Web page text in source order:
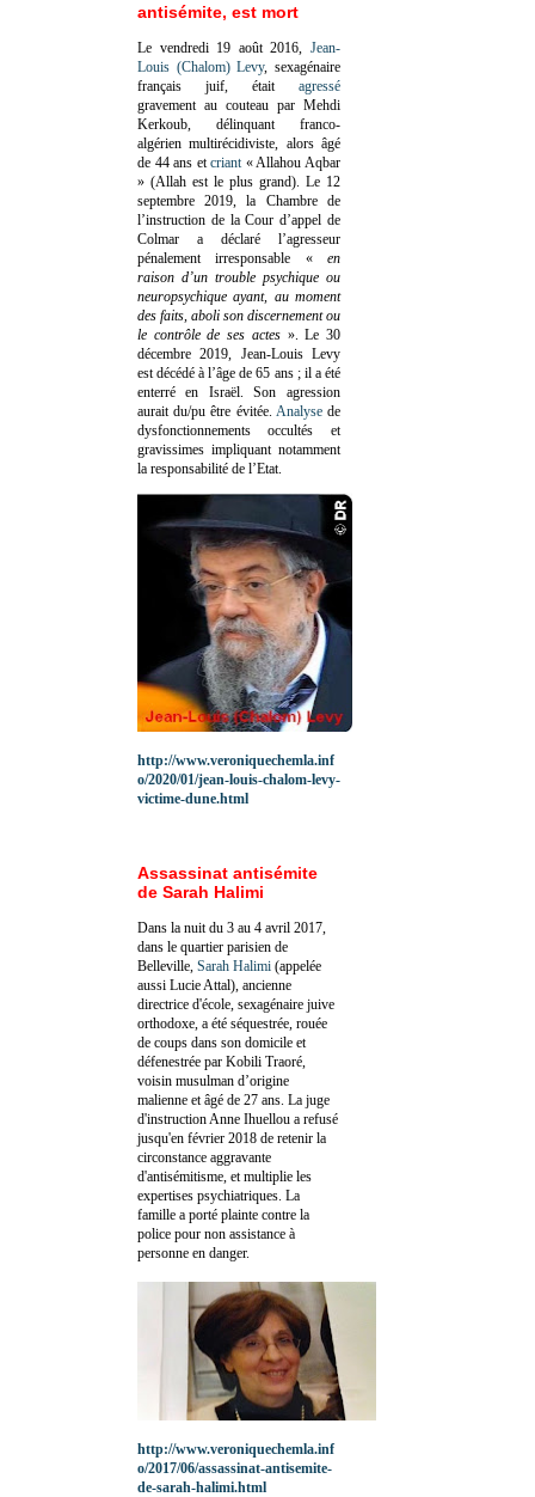
antisémite, est mort
Le vendredi 19 août 2016, Jean-
Louis (Chalom) Levy, sexagénaire
français juif, était agressé
gravement au couteau par Mehdi
Kerkoub, délinquant franco-
algérien multirécidiviste, alors âgé
de 44 ans etcriant « Allahou Aqbar
» (Allah est le plus grand). Le 12
septembre 2019, la Chambre de
l’instruction de la Cour d’appel de
Colmar a déclaré l’agresseur
pénalement irresponsable «en
raison d’un trouble psychique ou
neuropsychique ayant, au moment
des faits, aboli son discernement ou
le contrôle de ses actes». Le 30
décembre 2019, Jean-Louis Levy
est décédé à l’âge de 65 ans ; il a été
enterré en Israël. Son agression
aurait du/pu être évitée. Analysede
dysfonctionnements occultés et
gravissimes impliquant notamment
la responsabilité de l’Etat.
http://www.veroniquechemla.inf
o/2020/01/jean-louis-chalom-levy-
victime-dune.html
Assassinat antisémite
de Sarah Halimi
Dans la nuit du 3 au 4 avril 2017,
dans le quartier parisien de
Belleville, Sarah Halimi (appelée
aussi Lucie Attal), ancienne
directrice d'école, sexagénaire juive
orthodoxe, a été séquestrée, rouée
de coups dans son domicile et
défenestrée par Kobili Traoré,
voisin musulman d’origine
malienne et âgé de 27 ans. La juge
d'instruction Anne Ihuellou a refusé
jusqu'en février 2018 de retenir la
circonstance aggravante
d'antisémitisme, et multiplie les
expertises psychiatriques. La
famille a porté plainte contre la
police pour non assistance à
personne en danger.
http://www.veroniquechemla.inf
o/2017/06/assassinat-antisemite-
de-sarah-halimi.html